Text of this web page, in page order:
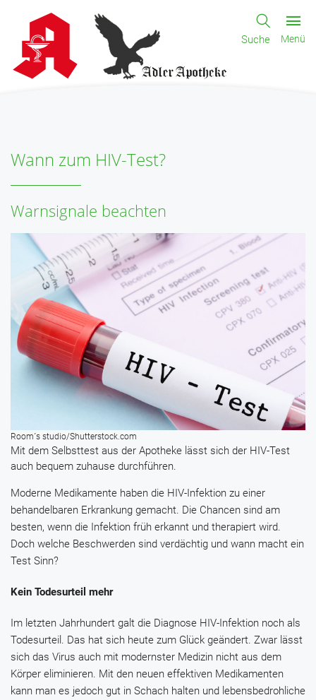
Suche Menü
Wann zum HIV-Test?
Warnsignale beachten
Room´s studio/Shutterstock.com
Mit dem Selbsttest aus der Apotheke lässt sich der HIV-Test
auch bequem zuhause durchführen.
Moderne Medikamente haben die HIV-Infektion zu einer
behandelbaren Erkrankung gemacht. Die Chancen sind am
besten, wenn die Infektion früh erkannt und therapiert wird.
Doch welche Beschwerden sind verdächtig und wann macht ein
Test Sinn?
Kein Todesurteil mehr
Im letzten Jahrhundert galt die Diagnose HIV-Infektion noch als
Todesurteil. Das hat sich heute zum Glück geändert. Zwar lässt
sich das Virus auch mit modernster Medizin nicht aus dem
Körper eliminieren. Mit den neuen effektiven Medikamenten
kann man es jedoch gut in Schach halten und lebensbedrohliche